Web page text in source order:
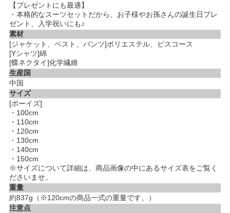
【プレゼントにも最適】
・本格的なスーツセットだから、お子様やお孫さんの誕生日プレ
ゼント、入学祝いにも♪
素材
[ジャケット、ベスト、パンツ]ポリエステル、ビスコース
[Yシャツ]綿
[蝶ネクタイ]化学繊維
生産国
中国
サイズ
[ボーイズ]
・100cm
・110cm
・120cm
・130cm
・140cm
・150cm
※サイズについて詳細は、商品画像の中にあるサイズ表をご覧く
ださいませ。
重量
約837g（※120cmの商品一式の重量です。）
注意点